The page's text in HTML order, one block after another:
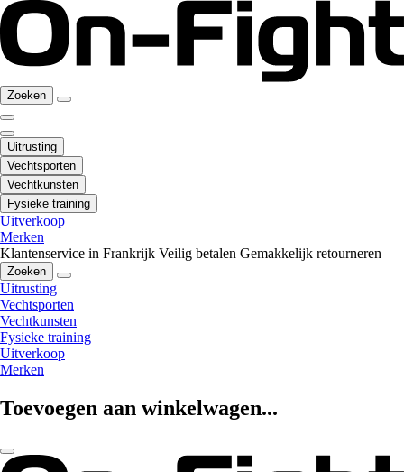
Zoeken
Uitrusting
Vechtsporten
Vechtkunsten
Fysieke training
Uitverkoop
Merken
Klantenservice in Frankrijk Veilig betalen Gemakkelijk retourneren
Zoeken
Uitrusting
Vechtsporten
Vechtkunsten
Fysieke training
Uitverkoop
Merken
Toevoegen aan winkelwagen...